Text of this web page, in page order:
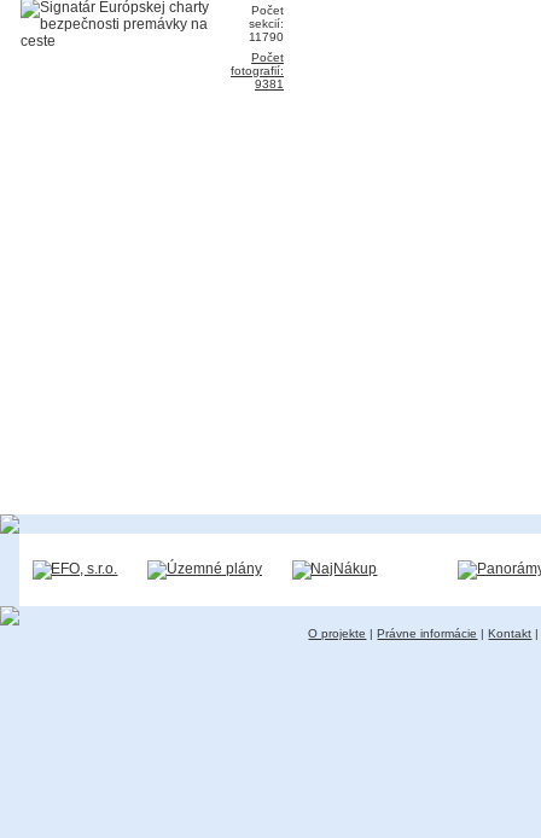
Počet
sekcií:
11790
Počet
fotografií:
9381
O projekte |Právne informácie |Kontakt